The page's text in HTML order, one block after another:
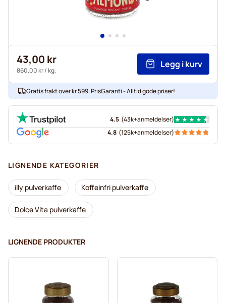
43,00 kr
860,00 kr/ kg.
Legg i kurv
Gratis frakt over kr 599. PrisGaranti - Alltid gode priser!
4.5 (43k+anmeldelser)
4.8 (125k+anmeldelser)
LIGNENDE KATEGORIER
illy pulverkaffe Koffeinfri pulverkaffe
Dolce Vita pulverkaffe
LIGNENDE PRODUKTER